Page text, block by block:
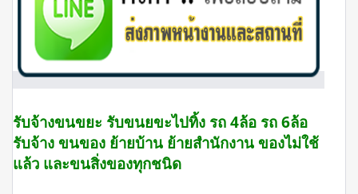
รับจ้างขนขยะ รับขนยขะไปทิ้ง รถ 4ล้อ รถ 6ล้อ
รับจ้าง ขนของ ย้ายบ้าน ย้ายสำนักงาน ของไม่ใช้
แล้ว และขนสิ่งของทุกชนิด